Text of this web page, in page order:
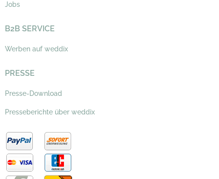
Jobs
B2B SERVICE
Werben auf weddix
PRESSE
Presse-Download
Presseberichte über weddix